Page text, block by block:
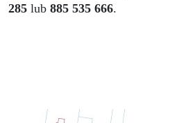
285 lub 885 535 666.